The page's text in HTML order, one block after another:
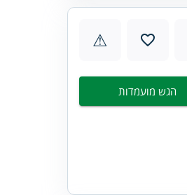
⚠
הגש מועמדות